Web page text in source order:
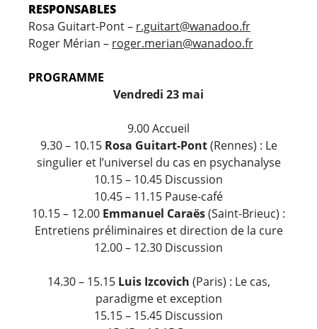
RESPONSABLES
Rosa Guitart-Pont – r.guitart@wanadoo.fr
Roger Mérian – roger.merian@wanadoo.fr
PROGRAMME
Vendredi 23 mai
9.00 Accueil
9.30 – 10.15 Rosa Guitart-Pont(Rennes) : Le
singulier et l’universel du cas en psychanalyse
10.15 – 10.45 Discussion
10.45 – 11.15 Pause-café
10.15 – 12.00 Emmanuel Caraës(Saint-Brieuc) :
Entretiens préliminaires et direction de la cure
12.00 – 12.30 Discussion
14.30 – 15.15 Luis Izcovich (Paris) : Le cas,
paradigme et exception
15.15 – 15.45 Discussion